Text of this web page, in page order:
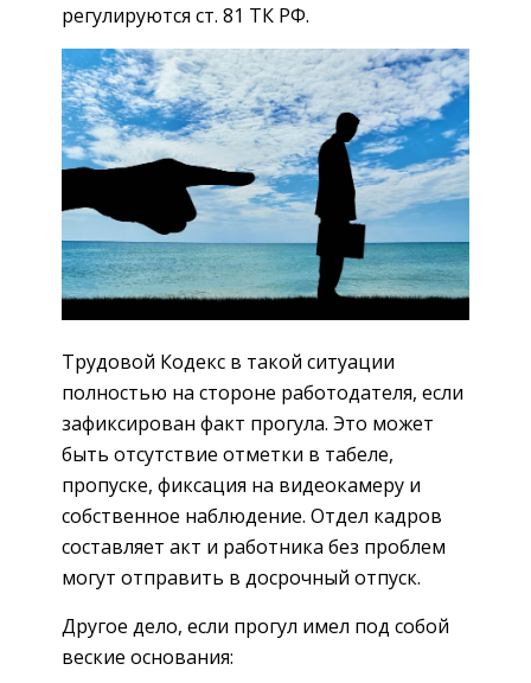
регулируются ст. 81 ТК РФ.
Трудовой Кодекс в такой ситуации
полностью на стороне работодателя, если
зафиксирован факт прогула. Это может
быть отсутствие отметки в табеле,
пропуске, фиксация на видеокамеру и
собственное наблюдение. Отдел кадров
составляет акт и работника без проблем
могут отправить в досрочный отпуск.
Другое дело, если прогул имел под собой
веские основания: